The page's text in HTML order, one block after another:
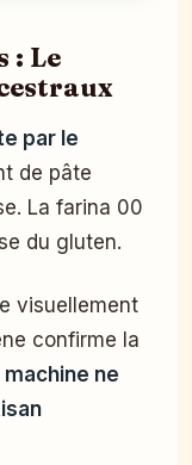
: Le
par le
de pâte
La farina 00
du gluten.
visuellement
confirme la
machine ne